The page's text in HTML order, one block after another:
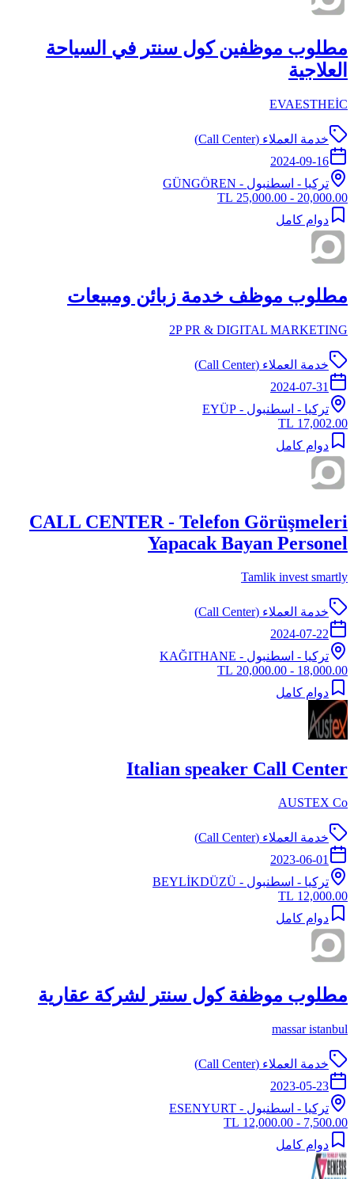
مطلوب موظفين كول سنتر في السياحة
العلاجية
EVAESTHEİC
خدمة العملاء (Call Center)
2024-09-16
تركيا - اسطنبول - GÜNGÖREN
20,000.00 - 25,000.00 TL
دوام كامل
مطلوب موظف خدمة زبائن ومبيعات
2P PR & DIGITAL MARKETING
خدمة العملاء (Call Center)
2024-07-31
تركيا - اسطنبول - EYÜP
17,002.00 TL
دوام كامل
CALL CENTER - Telefon Görüşmeleri
Yapacak Bayan Personel
Tamlik invest smartly
خدمة العملاء (Call Center)
2024-07-22
تركيا - اسطنبول - KAĞITHANE
18,000.00 - 20,000.00 TL
دوام كامل
Italian speaker Call Center
AUSTEX Co
خدمة العملاء (Call Center)
2023-06-01
تركيا - اسطنبول - BEYLİKDÜZÜ
12,000.00 TL
دوام كامل
مطلوب موظفة كول سنتر لشركة عقارية
massar istanbul
خدمة العملاء (Call Center)
2023-05-23
تركيا - اسطنبول - ESENYURT
7,500.00 - 12,000.00 TL
دوام كامل